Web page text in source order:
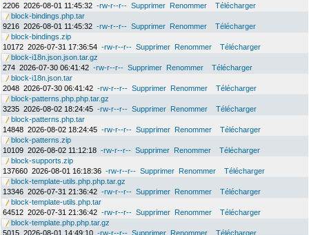
2206 2026-08-01 11:45:32 -rw-r--r-- Supprimer Renommer
Télécharger
block-bindings.php.tar
9216 2026-08-01 11:45:32 -rw-r--r-- Supprimer Renommer
Télécharger
block-bindings.zip
10172 2026-07-31 17:36:54 -rw-r--r-- Supprimer Renommer
Télécharger
block-i18n.json.json.tar.gz
274 2026-07-30 06:41:42 -rw-r--r-- Supprimer Renommer
Télécharger
block-i18n.json.tar
2048 2026-07-30 06:41:42 -rw-r--r-- Supprimer Renommer
Télécharger
block-patterns.php.php.tar.gz
3235 2026-08-02 18:24:45 -rw-r--r-- Supprimer Renommer
Télécharger
block-patterns.php.tar
14848 2026-08-02 18:24:45 -rw-r--r-- Supprimer Renommer
Télécharger
block-patterns.zip
10109 2026-08-02 11:12:18 -rw-r--r-- Supprimer Renommer
Télécharger
block-supports.zip
137660 2026-08-01 16:18:36 -rw-r--r-- Supprimer Renommer
Télécharger
block-template-utils.php.php.tar.gz
13346 2026-07-31 21:36:42 -rw-r--r-- Supprimer Renommer
Télécharger
block-template-utils.php.tar
64512 2026-07-31 21:36:42 -rw-r--r-- Supprimer Renommer
Télécharger
block-template.php.php.tar.gz
5015 2026-08-01 14:49:10 -rw-r--r-- Supprimer Renommer
Télécharger